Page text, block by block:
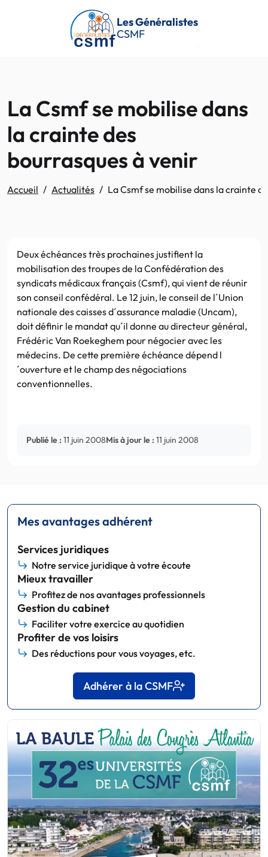
Passer au contenu principal
Les Généralistes
CSMF
La Csmf se mobilise dans
la crainte des
bourrasques à venir
Accueil Actualités La Csmf se mobilise dans la crainte
Deux échéances très prochaines justifient la
mobilisation des troupes de la Confédération des
syndicats médicaux français (Csmf), qui vient de réunir
son conseil confédéral. Le 12 juin, le conseil de l´Union
nationale des caisses d´assurance maladie (Uncam),
doit définir le mandat qu´il donne au directeur général,
Frédéric Van Roekeghem pour négocier avec les
médecins. De cette première échéance dépend l
´ouverture et le champ des négociations
conventionnelles.
Publié le : 11 juin 2008Mis à jour le : 11 juin 2008
Mes avantages adhérent
Services juridiques
Notre service juridique à votre écoute
Mieux travailler
Profitez de nos avantages professionnels
Gestion du cabinet
Faciliter votre exercice au quotidien
Profiter de vos loisirs
Des réductions pour vous voyages, etc.
Adhérer à la CSMF